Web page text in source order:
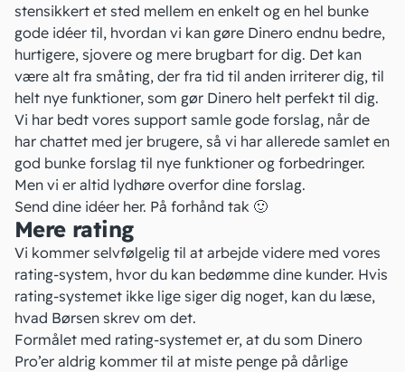
stensikkert et sted mellem en enkelt og en hel bunke
gode idéer til, hvordan vi kan gøre Dinero endnu bedre,
hurtigere, sjovere og mere brugbart for dig. Det kan
være alt fra småting, der fra tid til anden irriterer dig, til
helt nye funktioner, som gør Dinero helt perfekt til dig.
Vi har bedt vores support samle gode forslag, når de
har chattet med jer brugere, så vi har allerede samlet en
god bunke forslag til nye funktioner og forbedringer.
Men vi er altid lydhøre overfor dine forslag.
Send dine idéer her. På forhånd tak 🙂
Mere rating
Vi kommer selvfølgelig til at arbejde videre med vores
rating-system, hvor du kan bedømme dine kunder. Hvis
rating-systemet ikke lige siger dig noget, kan du læse,
hvad Børsen skrev om det.
Formålet med rating-systemet er, at du som Dinero
Pro’er aldrig kommer til at miste penge på dårlige